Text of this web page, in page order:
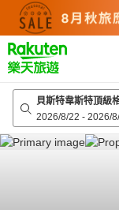
top
page
貝斯特韋斯特頂級
2026/8/22 - 2026/